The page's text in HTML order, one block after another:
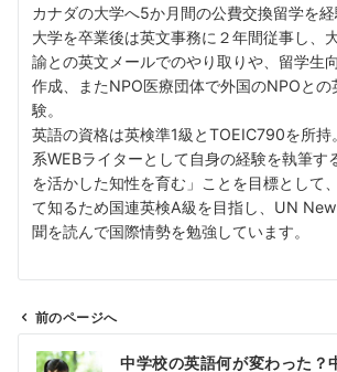
カナダの大学へ5か月間の公費交換留学を経
大学を卒業後は英文事務に２年間従事し、
諭との英文メールでのやり取りや、留学生
作成、またNPO医療団体で外国のNPOとの
験。
英語の資格は英検準1級とTOEIC790を所持
系WEBライターとして自身の経験を執筆す
を活かした知性を育む」ことを目標として
て知るため国連英検A級を目指し、UN
聞を読んで国際情勢を勉強しています。
前のページへ
中学校の英語何が変わった？